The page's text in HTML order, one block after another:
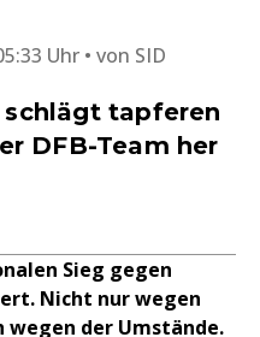
Uhr von SID
schlägt tapferen
DFB-Team her
Sieg gegen
Nicht nur wegen
wegen der Umstände.